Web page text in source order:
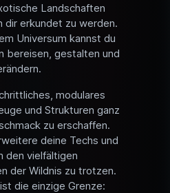
Landschaften
dir erkundet zu werden.
Universum kannst du
bereisen, gestalten und
modulares
und Strukturen ganz
zu erschaffen.
deine Techs und
den vielfältigen
der Wildnis zu trotzen.
die einzige Grenze: